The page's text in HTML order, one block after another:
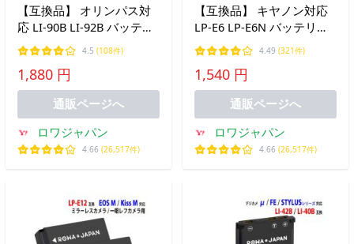
【互換品】 オリンパス対
応 LI-90B LI-92B バッテリ
ー 2個 + UC-90 UC-92 USB
充電器 セット ロワジャパ
ン
4.5 (108件)
1,880 円
通販ページへ
ロワジャパン
4.66 (26,517件)
【互換品】 キヤノン対応
LP-E6 LP-E6N バッテリー
EOS対応 残量表示対応 保
護カバー付 ロワジャパン
4.49 (321件)
1,540 円
通販ページへ
ロワジャパン
4.66 (26,517件)